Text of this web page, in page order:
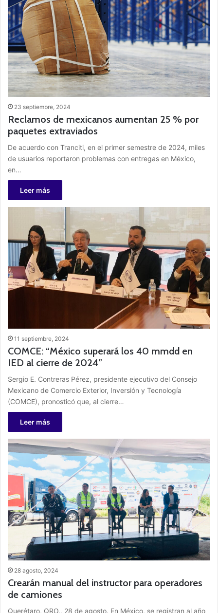
23 septiembre, 2024
Reclamos de mexicanos aumentan 25 % por
paquetes extraviados
De acuerdo con Tranciti, en el primer semestre de 2024, miles
de usuarios reportaron problemas con entregas en México,
en…
Leer más
11 septiembre, 2024
COMCE: “México superará los 40 mmdd en
IED al cierre de 2024”
Sergio E. Contreras Pérez, presidente ejecutivo del Consejo
Mexicano de Comercio Exterior, Inversión y Tecnología
(COMCE), pronosticó que, al cierre…
Leer más
28 agosto, 2024
Crearán manual del instructor para operadores
de camiones
Querétaro, QRO., 28 de agosto. En México, se registran al año